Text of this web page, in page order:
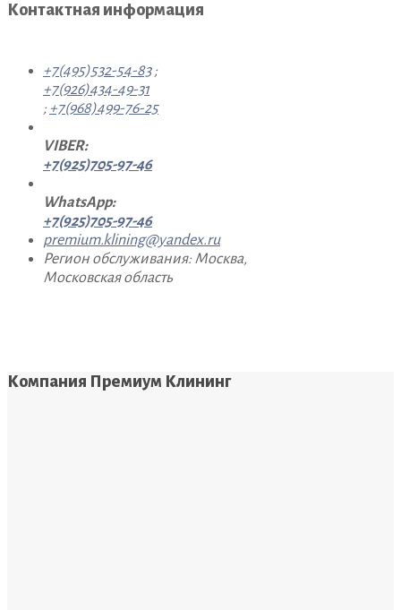
Контактная информация
+7(495)532-54-83 ;
+7(926)434-49-31
; +7(968)499-76-25
VIBER:
+7(925)705-97-46
WhatsApp:
+7(925)705-97-46
premium.klining@yandex.ru
Регион обслуживания: Москва,
Московская область
Компания Премиум Клининг